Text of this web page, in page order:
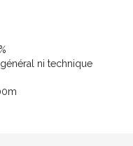
ni technique